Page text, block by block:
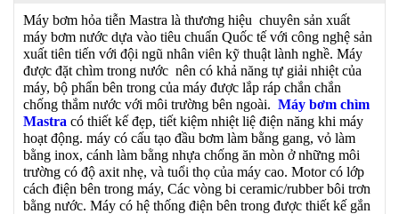
Máy bơm hỏa tiễn Mastra là thương hiệu chuyên sản xuất
máy bơm nước dựa vào tiêu chuẩn Quốc tế với công nghệ sản
xuất tiên tiến với đội ngũ nhân viên kỹ thuật lành nghề. Máy
được đặt chìm trong nước nên có khả năng tự giải nhiệt của
máy, bộ phẩn bên trong của máy được lắp ráp chắn chắn
chống thắm nước với môi trường bên ngoài. Máy bơm chìm
Mastra có thiết kế đẹp, tiết kiệm nhiệt liệ điện năng khi máy
hoạt động. máy có cấu tạo đầu bơm làm bằng gang, vỏ làm
bằng inox, cánh làm bằng nhựa chống ăn mòn ở những môi
trường có độ axit nhẹ, và tuổi thọ của máy cao. Motor có lớp
cách điện bên trong máy, Các vòng bi ceramic/rubber bôi trơn
bằng nước. Máy có hệ thống điện bên trong được thiết kế gắn